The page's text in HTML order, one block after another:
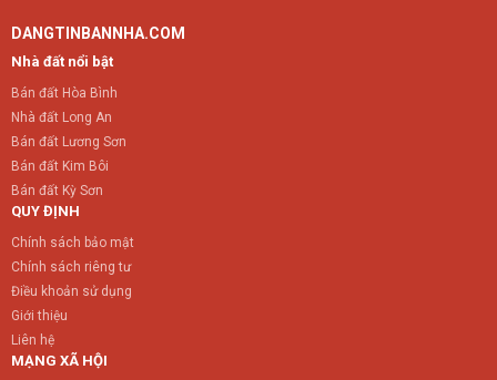
DANGTINBANNHA.COM
Nhà đất nổi bật
Bán đất Hòa Bình
Nhà đất Long An
Bán đất Lương Sơn
Bán đất Kim Bôi
Bán đất Kỳ Sơn
QUY ĐỊNH
Chính sách bảo mật
Chính sách riêng tư
Điều khoản sử dụng
Giới thiệu
Liên hệ
MẠNG XÃ HỘI